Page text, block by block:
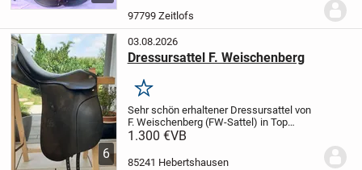
kann.Der Sattel ist maßangefertigt,
97799 Zeitlofs
6
03.08.2026
Dressursattel F. Weischenberg
Merken
Sehr schön erhaltener Dressursattel von
F. Weischenberg (FW-Sattel) in Top
Zustand. Der Sattel wurde 1 1/2 Jahre
zeigen auch die Fotos. Sitzfläche 17"
1.300 €VB
85241 Hebertshausen